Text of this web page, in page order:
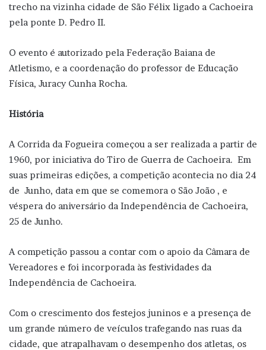
trecho na vizinha cidade de São Félix ligado a Cachoeira
pela ponte D. Pedro II.
O evento é autorizado pela Federação Baiana de
Atletismo, e a coordenação do professor de Educação
Física, Juracy Cunha Rocha.
História
A Corrida da Fogueira começou a ser realizada a partir de
1960, por iniciativa do Tiro de Guerra de Cachoeira. Em
suas primeiras edições, a competição acontecia no dia 24
de Junho, data em que se comemora o São João , e
véspera do aniversário da Independência de Cachoeira,
25 de Junho.
A competição passou a contar com o apoio da Câmara de
Vereadores e foi incorporada às festividades da
Independência de Cachoeira.
Com o crescimento dos festejos juninos e a presença de
um grande número de veículos trafegando nas ruas da
cidade, que atrapalhavam o desempenho dos atletas, os